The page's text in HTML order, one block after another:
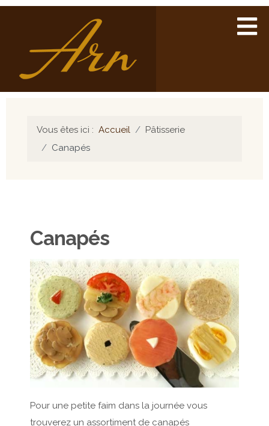
Vous êtes ici : Accueil
Pâtisserie
Canapés
Canapés
Pour une petite faim dans la journée vous
trouverez un assortiment de canapés